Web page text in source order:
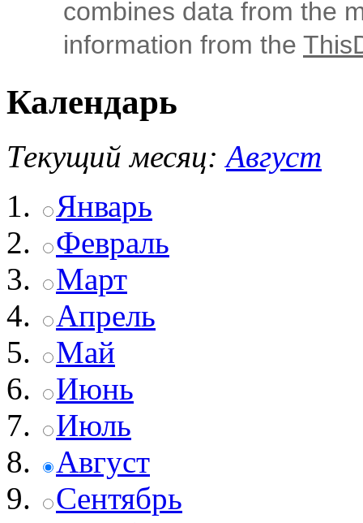
combines data from the
information from the
Календарь
Текущий месяц: Август
Январь
Февраль
Март
Апрель
Май
Июнь
Июль
Август
Сентябрь